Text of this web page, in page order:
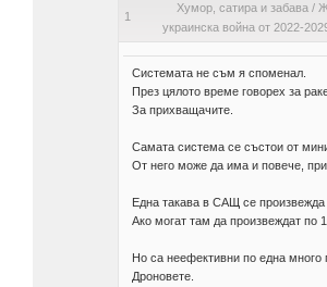
1
Хумор, сатира и забава /
украинска война от 2022-
Системата не съм я споменал.
През цялото време говорех за
За прихващачите.
Самата система се състои от
От него може да има и повече,
Една такава в САЩ се произвежда
Ако могат там да произвеждат по
Но са неефективни по една много
Дроновете.